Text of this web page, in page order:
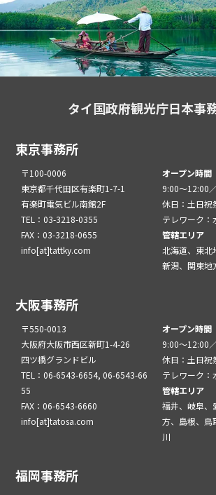
タイ国政府観光庁日本事
東京事務所
〒100-0006
東京都千代田区有楽町1-7-1
有楽町電気ビル南館2F
TEL：03-3218-0355
FAX：03-3218-0655
info[at]tattky.com
オープン時間
9:00～12:00
休日：土日祝
テレワーク：
管轄エリア
北海道、東北
新潟、関東地
大阪事務所
〒550-0013
大阪府大阪市西区新町1-4-26
四ツ橋グランドビル
TEL：06-6543-6654, 06-6543-66
55
FAX：06-6543-6660
info[at]tatosa.com
オープン時間
9:00～12:00
休日：土日祝
テレワーク：
管轄エリア
福井、岐阜、
方、島根、鳥
川
福岡事務所